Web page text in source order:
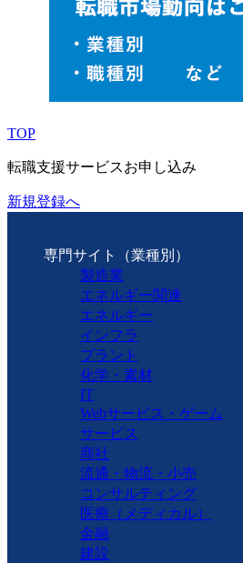
TOP
転職支援サービスお申し込み
新規登録へ
専門サイト（業種別）
製造業
エネルギー関連
エネルギー
インフラ
プラント
化学・素材
IT
Webサービス・ゲーム
サービス
商社
流通・物流・小売
コンサルティング
医療（メディカル）
金融
建設